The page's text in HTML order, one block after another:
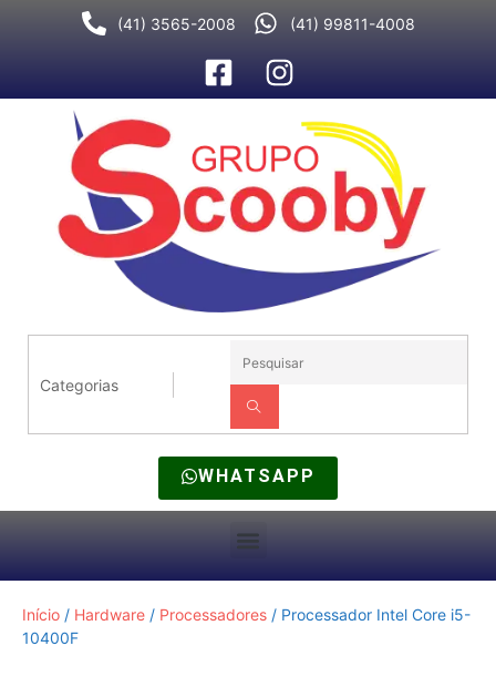
(41) 3565-2008 (41) 99811-4008
WHATSAPP
Início / Hardware / Processadores / Processador Intel Core i5-
10400F